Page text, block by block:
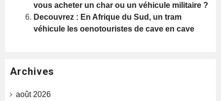
vous acheter un char ou un véhicule militaire ?
Decouvrez : En Afrique du Sud, un tram
véhicule les oenotouristes de cave en cave
Archives
août 2026